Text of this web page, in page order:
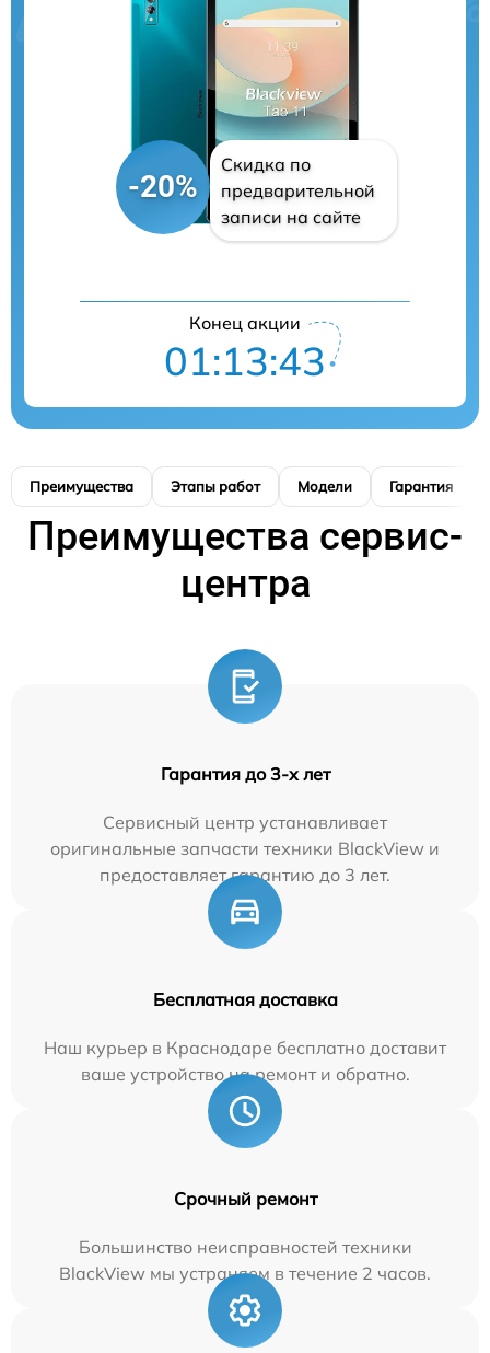
-20%
Скидка по
предварительной
записи на сайте
Конец акции
01:13:42
Преимущества Этапы работ Модели Гарантия
Преимущества сервис-
центра
Гарантия до 3-х лет
Сервисный центр устанавливает
оригинальные запчасти техники BlackView и
предоставляет гарантию до 3 лет.
Бесплатная доставка
Наш курьер в Краснодаре бесплатно доставит
ваше устройство на ремонт и обратно.
Срочный ремонт
Большинство неисправностей техники
BlackView мы устраняем в течение 2 часов.